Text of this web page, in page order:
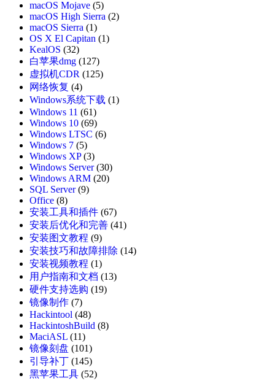
macOS Mojave (5)
macOS High Sierra (2)
macOS Sierra (1)
OS X El Capitan (1)
KealOS (32)
白苹果dmg (127)
虚拟机CDR (125)
网络恢复 (4)
Windows系统下载 (1)
Windows 11 (61)
Windows 10 (69)
Windows LTSC (6)
Windows 7 (5)
Windows XP(3)
Windows Server(30)
Windows ARM (20)
SQL Server(9)
Office (8)
安装工具和插件 (67)
安装后优化和完善 (41)
安装图文教程 (9)
安装技巧和故障排除 (14)
安装视频教程 (1)
用户指南和文档 (13)
硬件支持选购 (19)
镜像制作 (7)
Hackintool (48)
HackintoshBuild (8)
MaciASL (11)
镜像刻盘 (101)
引导补丁 (145)
黑苹果工具 (52)